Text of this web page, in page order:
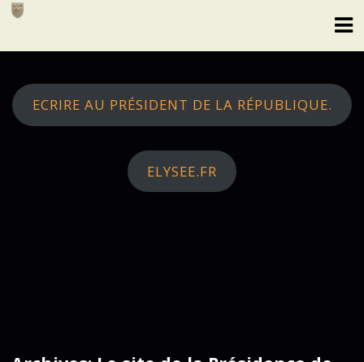
Skip
ECRIRE AU PRÉSIDENT DE LA RÉPUBLIQUE.
ELYSEE.FR